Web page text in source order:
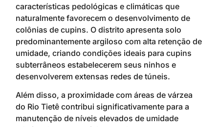
características pedológicas e climáticas que
naturalmente favorecem o desenvolvimento de
colônias de cupins. O distrito apresenta solo
predominantemente argiloso com alta retenção de
umidade, criando condições ideais para cupins
subterrâneos estabelecerem seus ninhos e
desenvolverem extensas redes de túneis.
Além disso, a proximidade com áreas de várzea
do Rio Tietê contribui significativamente para a
manutenção de níveis elevados de umidade